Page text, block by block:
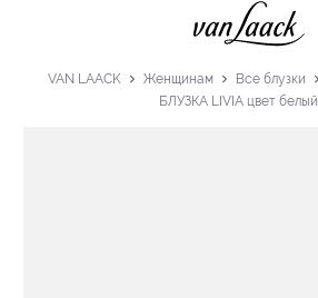
VAN LAACK Женщинам Все блузки
БЛУЗКА LIVIA цвет белый